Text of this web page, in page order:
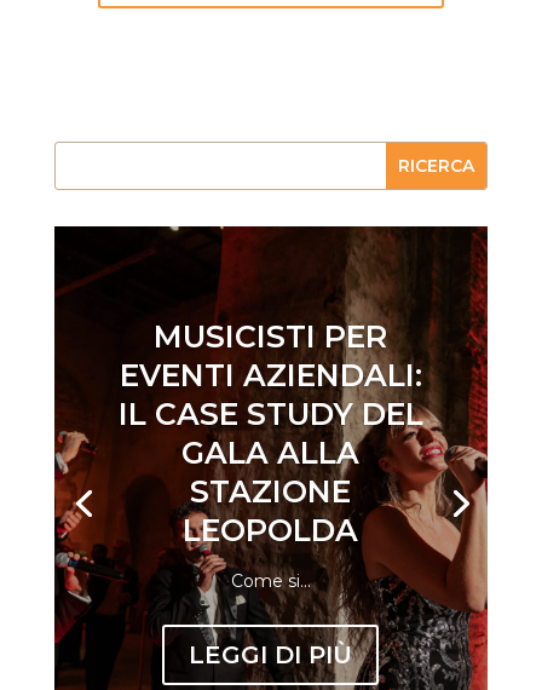
MUSICISTI PER
EVENTI AZIENDALI:
IL CASE STUDY DEL
GALA ALLA
STAZIONE
LEOPOLDA
Come si...
LEGGI DI PIÙ